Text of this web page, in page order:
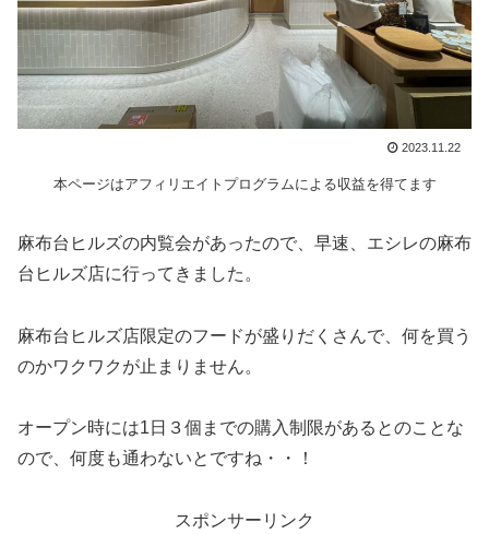
2023.11.22
本ページはアフィリエイトプログラムによる収益を得てます
麻布台ヒルズの内覧会があったので、早速、エシレの麻布
台ヒルズ店に行ってきました。
麻布台ヒルズ店限定のフードが盛りだくさんで、何を買う
のかワクワクが止まりません。
オープン時には1日３個までの購入制限があるとのことな
ので、何度も通わないとですね・・！
スポンサーリンク